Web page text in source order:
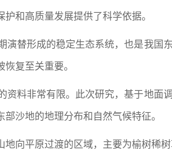
和高质量发展提供了科学依据。
演替形成的稳定生态系统，也是我国
复至关重要。
料非常有限。此次研究，基于地面
沙地的地理分布和自然气候特征。
向平原过渡的区域，主要为榆树稀